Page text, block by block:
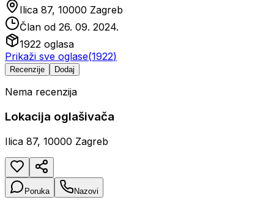
Ilica 87, 10000 Zagreb
Član od 26. 09. 2024.
1922 oglasa
Prikaži sve oglase(1922)
Recenzije Dodaj
Nema recenzija
Lokacija oglašivača
Ilica 87, 10000 Zagreb
Poruka Nazovi